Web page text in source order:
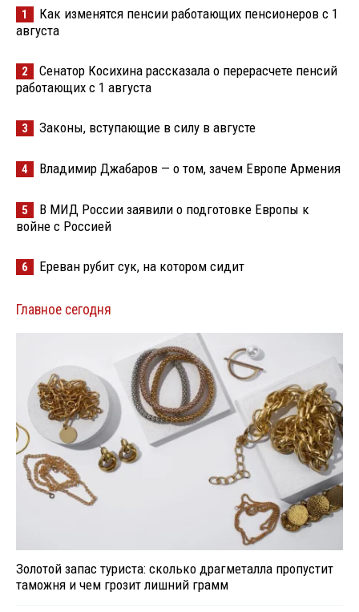
1
Как изменятся пенсии работающих пенсионеров с 1
августа
2
Сенатор Косихина рассказала о перерасчете пенсий
работающих с 1 августа
3 Законы, вступающие в силу в августе
4 Владимир Джабаров — о том, зачем Европе Армения
5
В МИД России заявили о подготовке Европы к
войне с Россией
6 Ереван рубит сук, на котором сидит
Главное сегодня
Золотой запас туриста: сколько драгметалла пропустит
таможня и чем грозит лишний грамм